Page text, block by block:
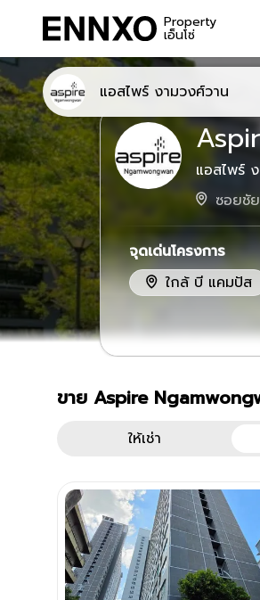
Property
เอ็นโซ่
แอสไพร์ งามวงศ์วาน
แอสไพร์
ซอยชั
จุดเด่นโครงการ
ใกล้ บี แคมปัส
ขาย Aspire
ยูนิตโครงการทั้งหมด
ให้เช่าคอนโด